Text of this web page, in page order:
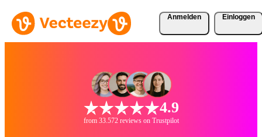
Anmelden Einloggen
4.9
from 33.572 reviews on Trustpilot